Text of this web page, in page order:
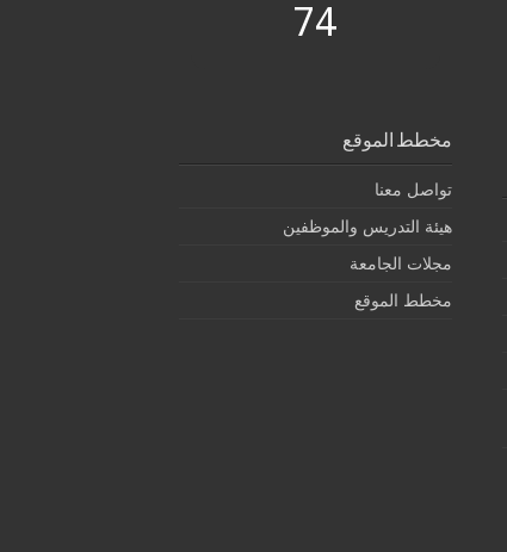
74
مخطط الموقع
تواصل معنا
هيئة التدريس والموظفين
مجلات الجامعة
مخطط الموقع